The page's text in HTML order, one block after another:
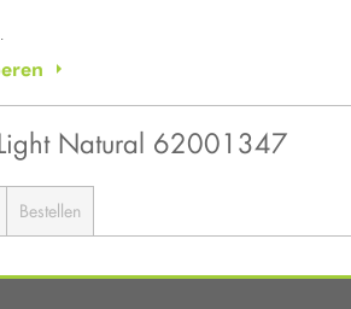
Light Natural 62001347
Bestellen